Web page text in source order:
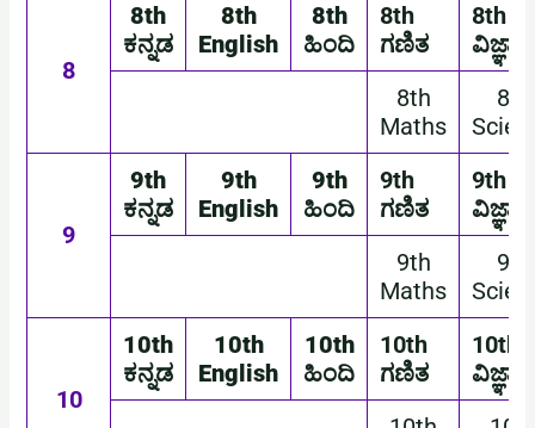
8
8th
ಕನ್ನಡ
8th
English
8th
ಹಿಂದಿ
8th
ಗಣಿತ
8th
ವಿಜ್ಞಾನ
8th
Maths
8th
9
9th
ಕನ್ನಡ
9th
English
9th
ಹಿಂದಿ
9th
ಗಣಿತ
9th
ವಿಜ್ಞಾನ
9th
Maths
9th
10
10th
ಕನ್ನಡ
10th
English
10th
ಹಿಂದಿ
10th
ಗಣಿತ
10th
ವಿಜ್ಞಾನ